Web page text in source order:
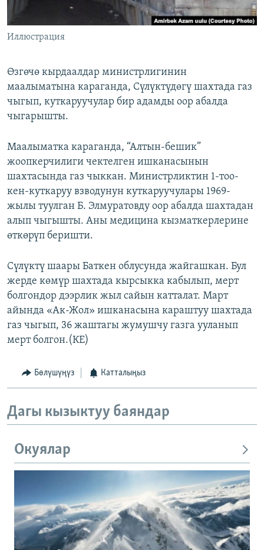
ЭЕ/АРнун бардык сайттары
Иллюстрация
Өзгөчө кырдаалдар министрлигинин
маалыматына караганда, Сүлүктүдөгү шахтада газ
чыгып, куткаруучулар бир адамды оор абалда
чыгарышты.
Маалыматка караганда, “Алтын-бешик”
жоопкерчилиги чектелген ишканасынын
шахтасында газ чыккан. Министрликтин 1-тоо-
кен-куткаруу взводунун куткаруучулары 1969-
жылы туулган Б. Элмуратовду оор абалда шахтадан
алып чыгышты. Аны медицина кызматкерлерине
өткөрүп беришти.
Сүлүктү шаары Баткен облусунда жайгашкан. Бул
жерде көмүр шахтада кырсыкка кабылып, мерт
болгондор дээрлик жыл сайын катталат. Март
айында «Ак-Жол» ишканасына караштуу шахтада
газ чыгып, 36 жаштагы жумушчу газга ууланып
мерт болгон.(КЕ)
Бөлүшүңүз Катталыңыз
Дагы кызыктуу баяндар
Окуялар